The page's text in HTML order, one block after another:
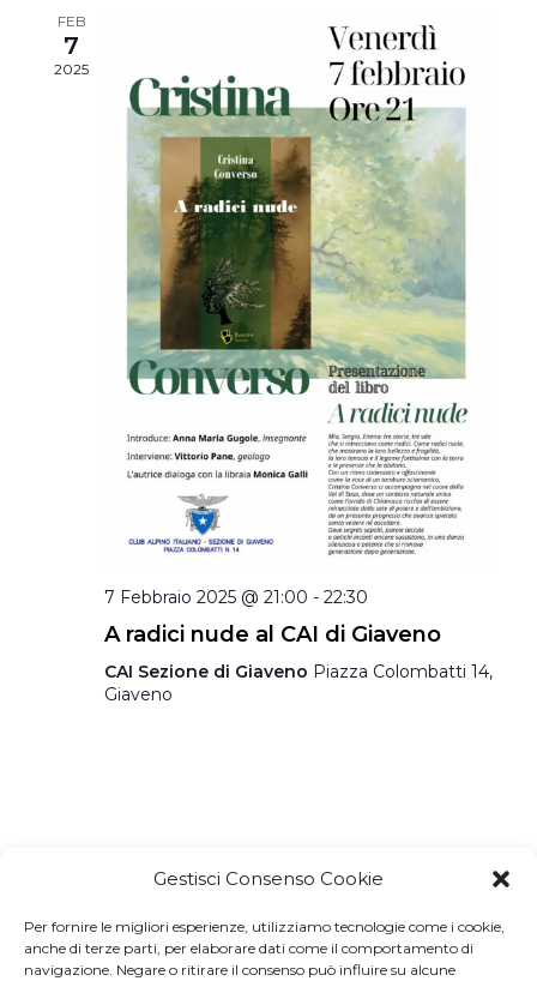
Gestisci Consenso Cookie
Per fornire le migliori esperienze, utilizziamo tecnologie come i cookie,
anche di terze parti, per elaborare dati come il comportamento di
navigazione. Negare o ritirare il consenso può influire su alcune
FEB
7
2025
7 Febbraio 2025 @ 21:00 - 22:30
A radici nude al CAI di Giaveno
CAI Sezione di Giaveno Piazza Colombatti 14,
Giaveno
Iscriviti aMacondo Post, la